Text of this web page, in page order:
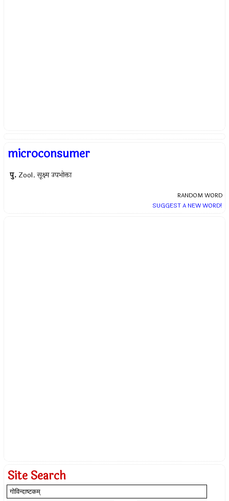
microconsumer
पु. Zool. सूक्ष्म उपभोक्ता
RANDOM WORD
SUGGEST A NEW WORD!
Site Search